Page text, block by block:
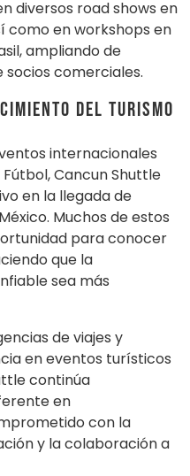
diversos road shows en
como en workshops en
ampliando de
comerciales.
del turismo
internacionales
Cancun Shuttle
en la llegada de
Muchos de estos
para conocer
que la
sea más
de viajes y
en eventos turísticos
continúa
en
con la
y la colaboración a